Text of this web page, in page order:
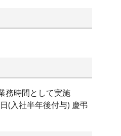
務時間として実施
(入社半年後付与) 慶弔